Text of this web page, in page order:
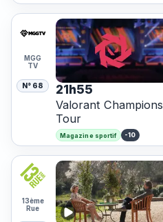
MGG
TV
N° 68 21h55
Valorant Champions
Tour
Magazine sportif -10
13ème
Rue